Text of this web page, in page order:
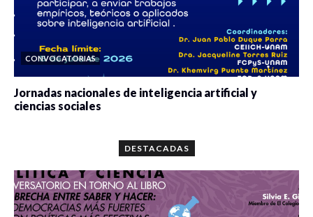
CONVOCATORIAS
Jornadas nacionales de inteligencia artificial y
ciencias sociales
DESTACADAS